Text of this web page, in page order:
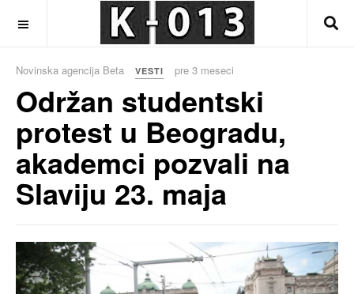
Novinska agencija Beta VESTI pre 3 meseci
Održan studentski
protest u Beogradu,
akademci pozvali na
Slaviju 23. maja